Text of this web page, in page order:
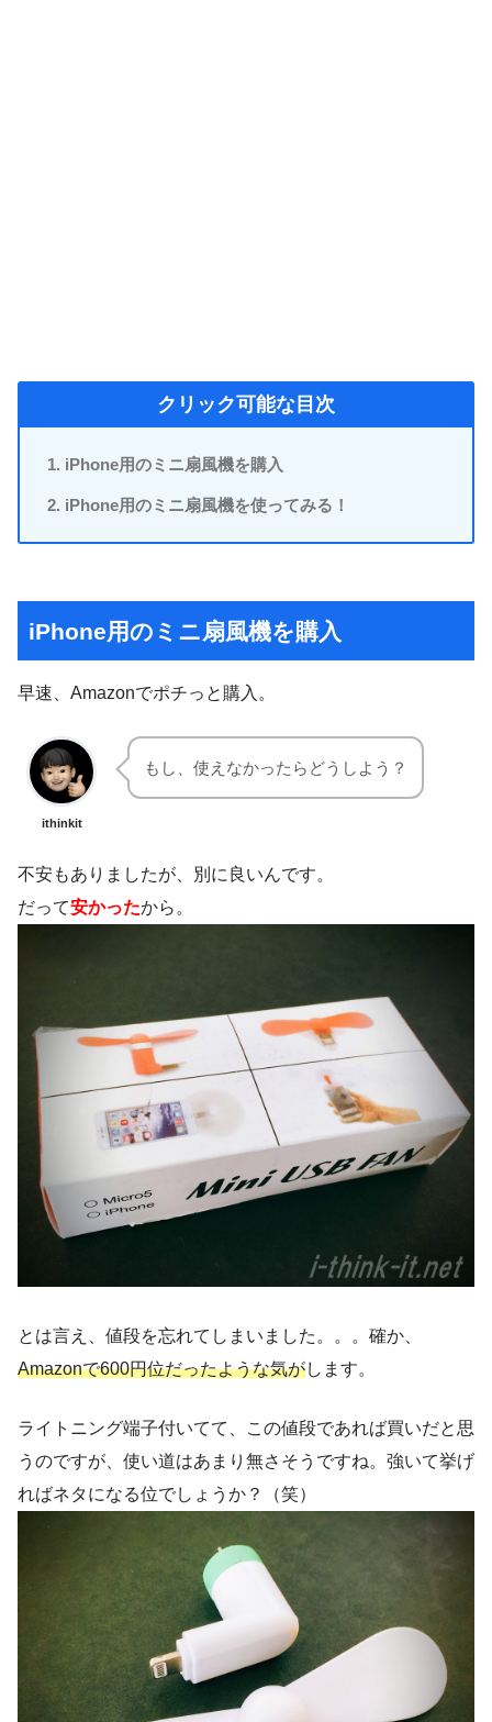
クリック可能な目次
iPhone用のミニ扇風機を購入
iPhone用のミニ扇風機を使ってみる！
iPhone用のミニ扇風機を購入
早速、Amazonでポチっと購入。
ithinkit
もし、使えなかったらどうしよう？
不安もありましたが、別に良いんです。
だって安かったから。
とは言え、値段を忘れてしまいました。。。確か、
Amazonで600円位だったような気がします。
ライトニング端子付いてて、この値段であれば買いだと思
うのですが、使い道はあまり無さそうですね。強いて挙げ
ればネタになる位でしょうか？（笑）